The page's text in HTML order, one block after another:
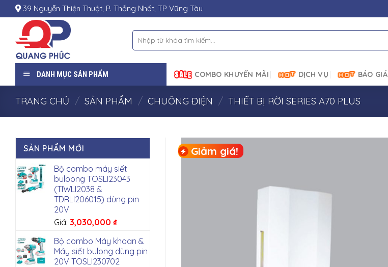
to
content
39 Nguyễn Thiện Thuật, P. Thắng Nhất, TP Vũng Tàu
Tìm
kiếm:
DANH MỤC SẢN PHẨM COMBO KHUYẾN MÃI DỊCH VỤ BÁO GIÁ
TRANG CHỦ / SẢN PHẨM / CHUÔNG ĐIỆN / THIẾT BỊ RỜI SERIES A70 PLUS
SẢN PHẨM MỚI
Bộ combo máy siết
buloong TOSLI23043
(TIWLI2038 &
TDRLI206015) dùng pin
20V
Giá: 3,030,000 ₫
Bộ combo Máy khoan &
Máy siết bulong dùng pin
20V TOSLI230702
Giảm giá!